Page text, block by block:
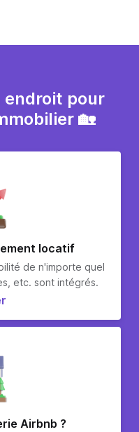
endroit pour
🏡
locatif
de n'importe quel
etc. sont intégrés.
Airbnb ?